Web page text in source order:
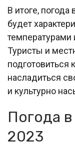
В итоге,
будет
Туристы и
подготовиться
насладиться
и культурно
Погода
2023